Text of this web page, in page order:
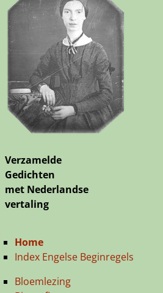
Verzamelde
Gedichten
met Nederlandse
vertaling
Home
Index Engelse Beginregels
Bloemlezing